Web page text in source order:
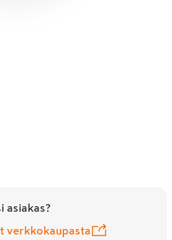
asiakas?
verkkokaupasta